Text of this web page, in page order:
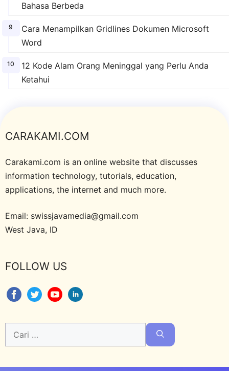
Bahasa Berbeda
Cara Menampilkan Gridlines Dokumen Microsoft
Word
12 Kode Alam Orang Meninggal yang Perlu Anda
Ketahui
CARAKAMI.COM
Carakami.com is an online website that discusses
information technology, tutorials, education,
applications, the internet and much more.
Email: swissjavamedia@gmail.com
West Java, ID
FOLLOW US